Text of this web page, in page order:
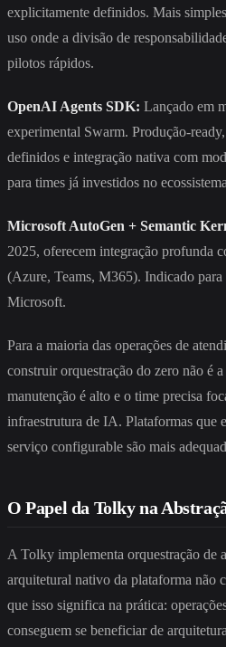
explicitamente definidos. Mais
uso onde a divisão de
pilotos rápidos.
OpenAI Agents SDK: Lançado em
experimental Swarm. Produção-
definidos e integração nativa com
para times já investidos no
Microsoft AutoGen + Semantic
2025, oferecem integração profunda
(Azure, Teams, M365). Indicado para
Microsoft.
Para a maioria das operações de
construir orquestração do zero não é
manutenção é alto e o time precisa
infraestrutura de IA. Plataformas que
serviço configurable são mais
O Papel da Tolky na
A Tolky implementa orquestração de
arquitetural nativo da plataforma não
que isso significa na prática:
conseguem se beneficiar de